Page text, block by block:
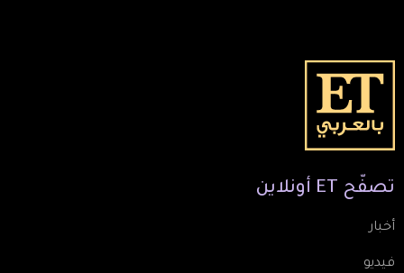
تصفّح ET أونلاين
أخبار
فيديو